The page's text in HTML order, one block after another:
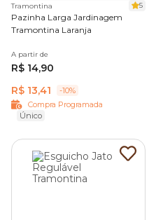
Tramontina 5
Pazinha Larga Jardinagem
Tramontina Laranja
A partir de
R$ 14,90
R$ 13,41
-10%
Compra Programada
Único